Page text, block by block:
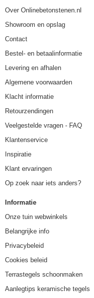
Over Onlinebetonstenen.nl
Showroom en opslag
Contact
Bestel- en betaalinformatie
Levering en afhalen
Algemene voorwaarden
Klacht informatie
Retourzendingen
Veelgestelde vragen - FAQ
Klantenservice
Inspiratie
Klant ervaringen
Op zoek naar iets anders?
Informatie
Onze tuin webwinkels
Belangrijke info
Privacybeleid
Cookies beleid
Terrastegels schoonmaken
Aanlegtips keramische tegels